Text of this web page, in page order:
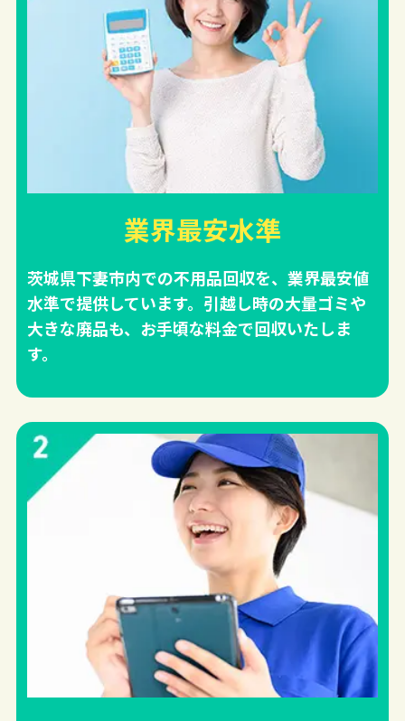
業界最安水準
茨城県下妻市内での不用品回収を、業界最安値
水準で提供しています。引越し時の大量ゴミや
大きな廃品も、お手頃な料金で回収いたしま
す。